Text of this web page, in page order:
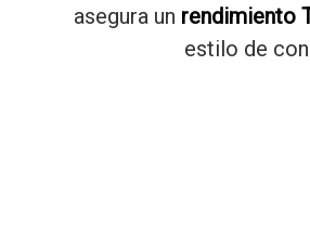
asegura un rendimiento
estilo de